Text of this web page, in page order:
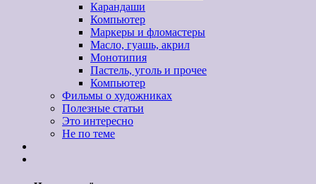
Карандаши
Компьютер
Маркеры и фломастеры
Масло, гуашь, акрил
Монотипия
Пастель, уголь и прочее
Компьютер
Фильмы о художниках
Полезные статьи
Это интересно
Не по теме